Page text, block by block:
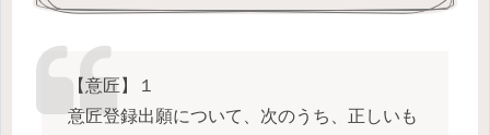
【意匠】１
意匠登録出願について、次のうち、正しいも